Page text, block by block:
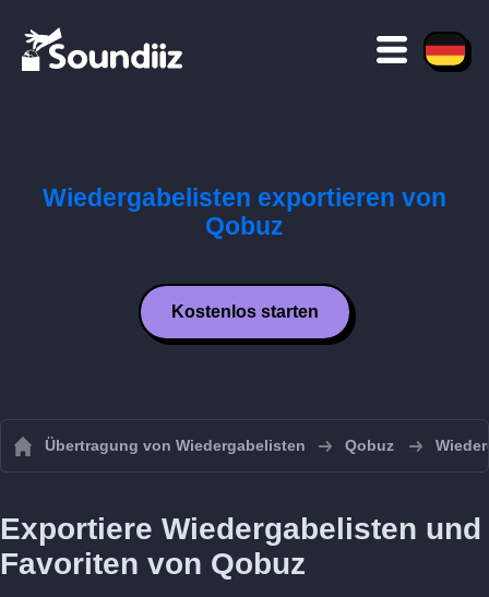
Wiedergabelisten exportieren von
Qobuz
Kostenlos starten
Übertragung von Wiedergabelisten Qobuz
Exportiere Wiedergabelisten und
Favoriten von Qobuz